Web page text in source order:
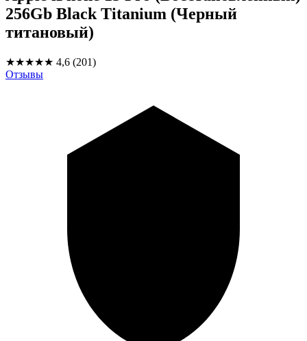
256Gb Black Titanium (Черный
титановый)
★★★★★ 4,6 (201)
Отзывы